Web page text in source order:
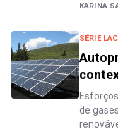
KARINA
SÉRIE
de